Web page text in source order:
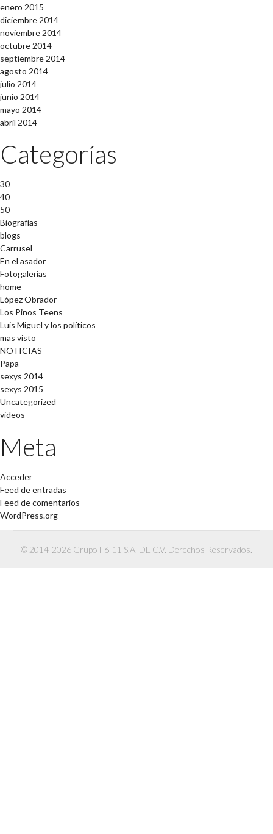
enero 2015
diciembre 2014
noviembre 2014
octubre 2014
septiembre 2014
agosto 2014
julio 2014
junio 2014
mayo 2014
abril 2014
Categorías
30
40
50
Biografías
blogs
Carrusel
En el asador
Fotogalerías
home
López Obrador
Los Pinos Teens
Luis Miguel y los políticos
mas visto
NOTICIAS
Papa
sexys 2014
sexys 2015
Uncategorized
videos
Meta
Acceder
Feed de entradas
Feed de comentarios
WordPress.org
© 2014-2026 Grupo F6-11 S.A. DE C.V. Derechos Reservados.